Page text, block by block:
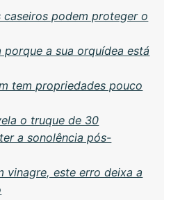
caseiros podem proteger o
porque a sua orquídea está
tem propriedades pouco
o truque de 30
a sonolência pós-
vinagre, este erro deixa a